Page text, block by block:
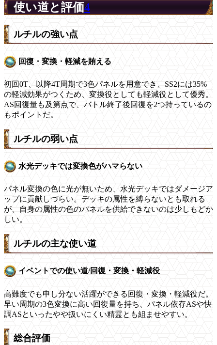
使い道と評価4
ルチルの強い点
回復・変換・軽減を賄える
初回0T、以降4T周期で3色パネルを用意でき、SS2には35%
の軽減効果がつくため、変換役としても軽減役として優秀。
AS回復量も及第点で、バトル終了後回復を2つ持っているの
もポイントだ。
ルチルの弱い点
水光デッキでは変換色がハマらない
パネル変換の色に光が無いため、水光デッキではダメージア
ップに貢献しづらい。デッキの属性を縛らないとも取れる
が、自身の属性の色のパネルを供給できないのは少しもどか
しい。
ルチルの主な使い道
イベントでの使い道/回復・変換・軽減役
高難度でも申し分ない活躍ができる回復・変換・軽減役だ。
早い周期の3色変換に高い回復量を持ち、パネル依存ASや快
調ASといったやや扱いにくい精霊とも組ませやすい。
総合評価